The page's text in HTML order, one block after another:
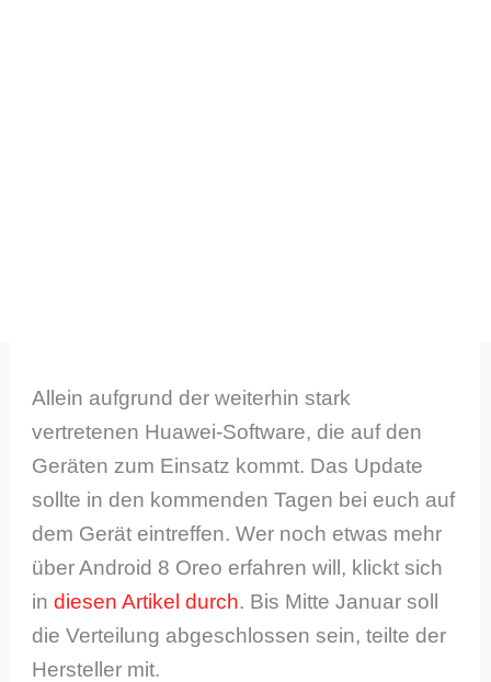
Allein aufgrund der weiterhin stark
vertretenen Huawei-Software, die auf den
Geräten zum Einsatz kommt. Das Update
sollte in den kommenden Tagen bei euch auf
dem Gerät eintreffen. Wer noch etwas mehr
über Android 8 Oreo erfahren will, klickt sich
indiesen Artikel durch. Bis Mitte Januar soll
die Verteilung abgeschlossen sein, teilte der
Hersteller mit.